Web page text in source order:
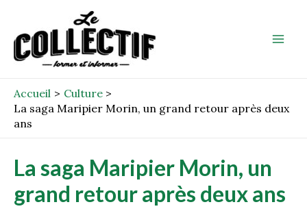
contenu
Accueil
Culture
La saga Maripier Morin, un grand retour après deux
ans
La saga Maripier Morin, un
grand retour après deux ans
navigation